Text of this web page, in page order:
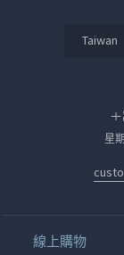
Taiwan
星
線上購物